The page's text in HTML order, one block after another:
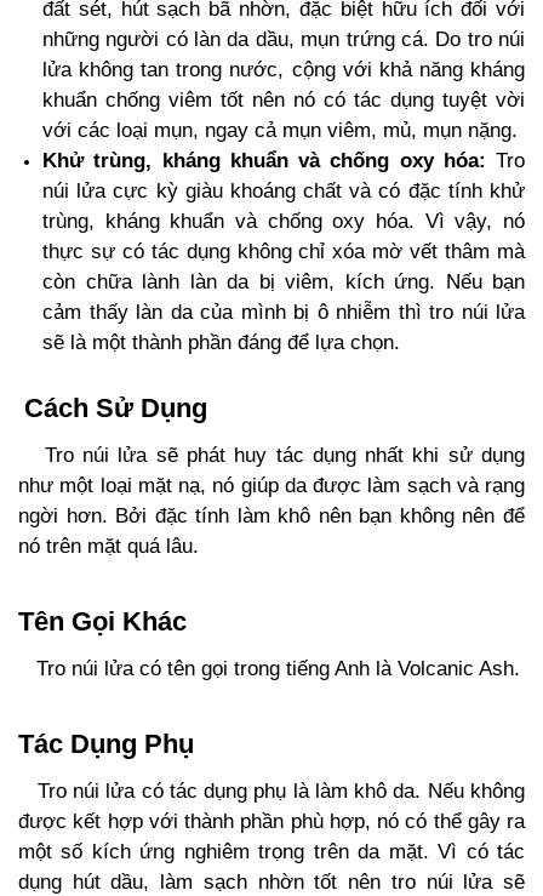
đất sét, hút sạch bã nhờn, đặc biệt hữu ích đối với
những người có làn da dầu, mụn trứng cá. Do tro núi
lửa không tan trong nước, cộng với khả năng kháng
khuẩn chống viêm tốt nên nó có tác dụng tuyệt vời
với các loại mụn, ngay cả mụn viêm, mủ, mụn nặng.
Khử trùng, kháng khuẩn và chống oxy hóa: Tro
núi lửa cực kỳ giàu khoáng chất và có đặc tính khử
trùng, kháng khuẩn và chống oxy hóa. Vì vậy, nó
thực sự có tác dụng không chỉ xóa mờ vết thâm mà
còn chữa lành làn da bị viêm, kích ứng. Nếu bạn
cảm thấy làn da của mình bị ô nhiễm thì tro núi lửa
sẽ là một thành phần đáng để lựa chọn.
Cách Sử Dụng
Tro núi lửa sẽ phát huy tác dụng nhất khi sử dụng
như một loại mặt nạ, nó giúp da được làm sạch và rạng
ngời hơn. Bởi đặc tính làm khô nên bạn không nên để
nó trên mặt quá lâu.
Tên Gọi Khác
Tro núi lửa có tên gọi trong tiếng Anh là Volcanic Ash.
Tác Dụng Phụ
Tro núi lửa có tác dụng phụ là làm khô da. Nếu không
được kết hợp với thành phần phù hợp, nó có thể gây ra
một số kích ứng nghiêm trọng trên da mặt. Vì có tác
dụng hút dầu, làm sạch nhờn tốt nên tro núi lửa sẽ